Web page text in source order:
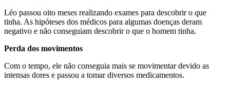
Léo passou oito meses realizando exames para descobrir o que
tinha. As hipóteses dos médicos para algumas doenças deram
negativo e não conseguiam descobrir o que o homem tinha.
Perda dos movimentos
Com o tempo, ele não conseguia mais se movimentar devido as
intensas dores e passou a tomar diversos medicamentos.